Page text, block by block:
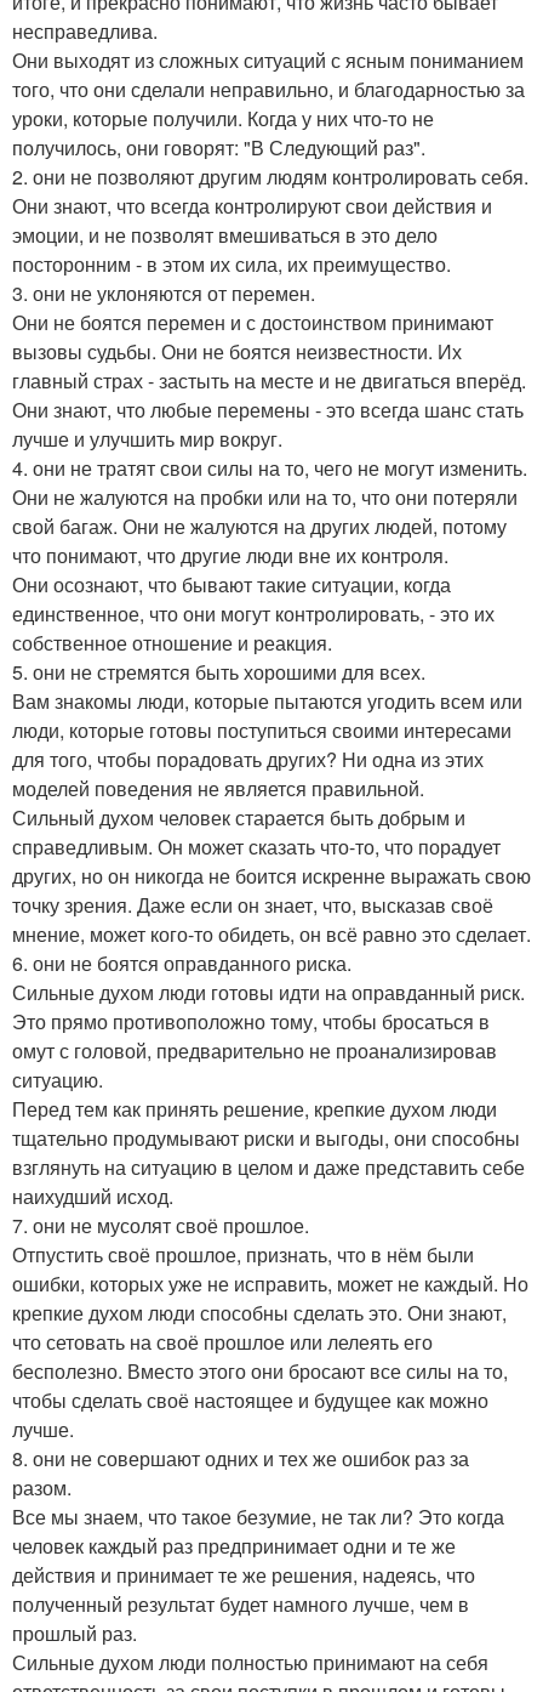
несправедлива.
Они выходят из сложных ситуаций с ясным пониманием
того, что они сделали неправильно, и благодарностью за
уроки, которые получили. Когда у них что-то не
получилось, они говорят: "В Следующий раз".
2. они не позволяют другим людям контролировать себя.
Они знают, что всегда контролируют свои действия и
эмоции, и не позволят вмешиваться в это дело
посторонним - в этом их сила, их преимущество.
3. они не уклоняются от перемен.
Они не боятся перемен и с достоинством принимают
вызовы судьбы. Они не боятся неизвестности. Их
главный страх - застыть на месте и не двигаться вперёд.
Они знают, что любые перемены - это всегда шанс стать
лучше и улучшить мир вокруг.
4. они не тратят свои силы на то, чего не могут изменить.
Они не жалуются на пробки или на то, что они потеряли
свой багаж. Они не жалуются на других людей, потому
что понимают, что другие люди вне их контроля.
Они осознают, что бывают такие ситуации, когда
единственное, что они могут контролировать, - это их
собственное отношение и реакция.
5. они не стремятся быть хорошими для всех.
Вам знакомы люди, которые пытаются угодить всем или
люди, которые готовы поступиться своими интересами
для того, чтобы порадовать других? Ни одна из этих
моделей поведения не является правильной.
Сильный духом человек старается быть добрым и
справедливым. Он может сказать что-то, что порадует
других, но он никогда не боится искренне выражать свою
точку зрения. Даже если он знает, что, высказав своё
мнение, может кого-то обидеть, он всё равно это сделает.
6. они не боятся оправданного риска.
Сильные духом люди готовы идти на оправданный риск.
Это прямо противоположно тому, чтобы бросаться в
омут с головой, предварительно не проанализировав
ситуацию.
Перед тем как принять решение, крепкие духом люди
тщательно продумывают риски и выгоды, они способны
взглянуть на ситуацию в целом и даже представить себе
наихудший исход.
7. они не мусолят своё прошлое.
Отпустить своё прошлое, признать, что в нём были
ошибки, которых уже не исправить, может не каждый. Но
крепкие духом люди способны сделать это. Они знают,
что сетовать на своё прошлое или лелеять его
бесполезно. Вместо этого они бросают все силы на то,
чтобы сделать своё настоящее и будущее как можно
лучше.
8. они не совершают одних и тех же ошибок раз за
разом.
Все мы знаем, что такое безумие, не так ли? Это когда
человек каждый раз предпринимает одни и те же
действия и принимает те же решения, надеясь, что
полученный результат будет намного лучше, чем в
прошлый раз.
Сильные духом люди полностью принимают на себя